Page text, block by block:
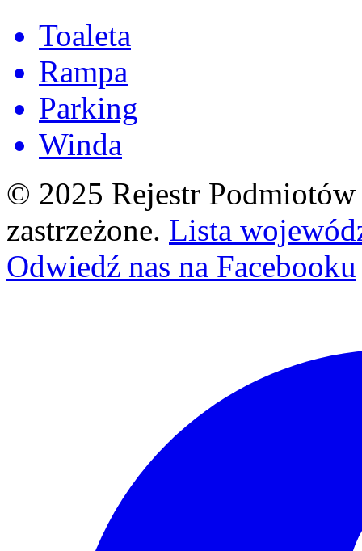
Toaleta
Rampa
Parking
Winda
© 2025 Rejestr
zastrzeżone. Lista
Odwiedź nas na Facebooku